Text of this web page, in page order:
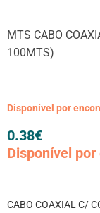
MTS CABO
100MTS)
Disponível por
0.38€
Disponível
CABO COAXIAL C/